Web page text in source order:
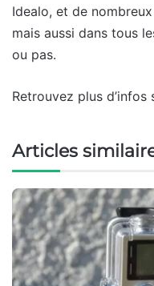
Idealo, et de
mais aussi dans tous
ou pas.
Retrouvez plus d’infos
Articles